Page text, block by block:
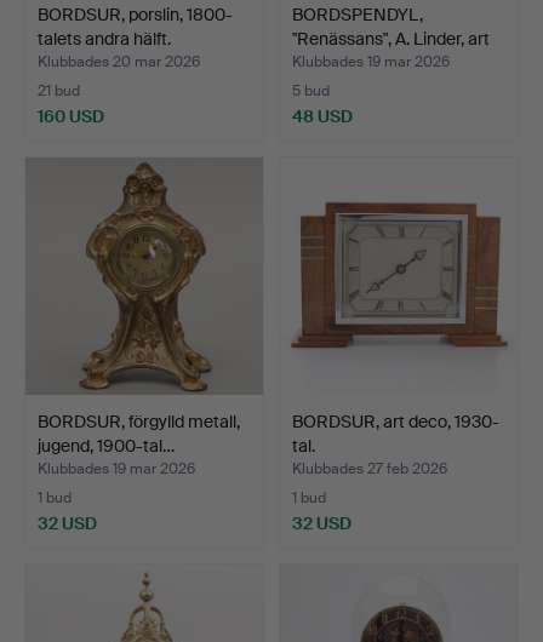
BORDSUR, porslin, 1800-
talets andra hälft.
Klubbades 20 mar 2026
21 bud
160 USD
BORDSPENDYL,
"Renässans", A. Linder, art
d…
Klubbades 19 mar 2026
5 bud
48 USD
BORDSUR, förgylld metall,
jugend, 1900-tal…
Klubbades 19 mar 2026
1 bud
32 USD
BORDSUR, art deco, 1930-
tal.
Klubbades 27 feb 2026
1 bud
32 USD